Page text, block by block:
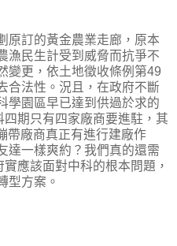
原訂的黃金農業走廊，原本
漁民生計受到威脅而抗爭不
變更，依土地徵收條例第49
合法性。況且，在政府不斷
學園區早已達到供過於求的
期只有四家廠商要進駐，其
帶廠商真正有進行建廠作
達一樣爽約？我們真的還需
應該面對中科的根本問題，
型方案。